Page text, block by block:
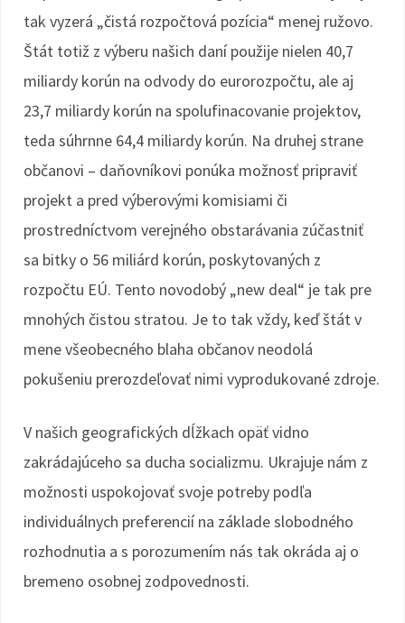
tak vyzerá „čistá rozpočtová pozícia“ menej ružovo.
Štát totiž z výberu našich daní použije nielen 40,7
miliardy korún na odvody do eurorozpočtu, ale aj
23,7 miliardy korún na spolufinacovanie projektov,
teda súhrnne 64,4 miliardy korún. Na druhej strane
občanovi – daňovníkovi ponúka možnosť pripraviť
projekt a pred výberovými komisiami či
prostredníctvom verejného obstarávania zúčastniť
sa bitky o 56 miliárd korún, poskytovaných z
rozpočtu EÚ. Tento novodobý „new deal“ je tak pre
mnohých čistou stratou. Je to tak vždy, keď štát v
mene všeobecného blaha občanov neodolá
pokušeniu prerozdeľovať nimi vyprodukované zdroje.
V našich geografických dĺžkach opäť vidno
zakrádajúceho sa ducha socializmu. Ukrajuje nám z
možnosti uspokojovať svoje potreby podľa
individuálnych preferencií na základe slobodného
rozhodnutia a s porozumením nás tak okráda aj o
bremeno osobnej zodpovednosti.